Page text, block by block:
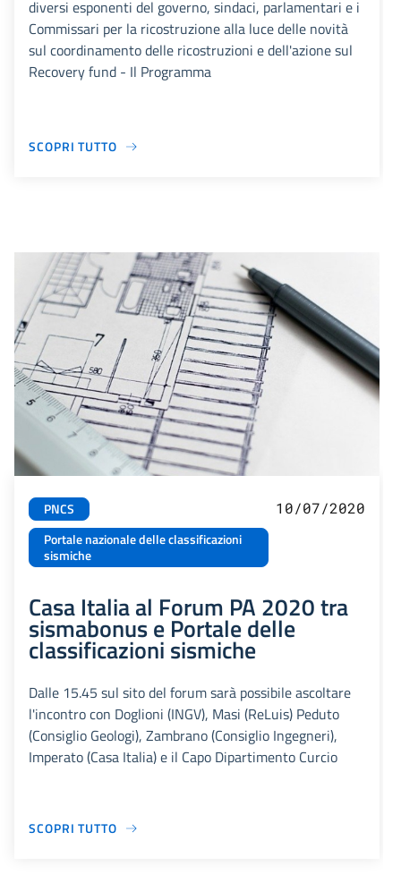
diversi esponenti del governo, sindaci, parlamentari e i
Commissari per la ricostruzione alla luce delle novità
sul coordinamento delle ricostruzioni e dell'azione sul
Recovery fund - Il Programma
SCOPRI TUTTO
PNCS
Portale nazionale delle classificazioni
sismiche
10/07/2020
Casa Italia al Forum PA 2020 tra
sismabonus e Portale delle
classificazioni sismiche
Dalle 15.45 sul sito del forum sarà possibile ascoltare
l'incontro con Doglioni (INGV), Masi (ReLuis) Peduto
(Consiglio Geologi), Zambrano (Consiglio Ingegneri),
Imperato (Casa Italia) e il Capo Dipartimento Curcio
SCOPRI TUTTO